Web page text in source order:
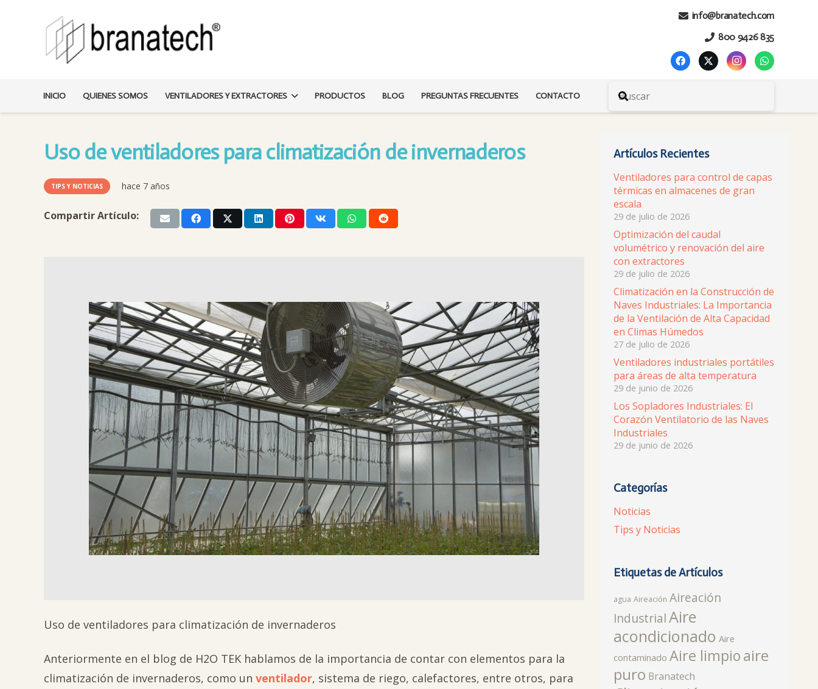
info@branatech.com
800 9426 835
INICIO QUIENES SOMOS VENTILADORES Y EXTRACTORES PRODUCTOS BLOG PREGUNTAS FRECUENTES CONTACTO
Uso de ventiladores para climatización de invernaderos
TIPS Y NOTICIAS hace 7 años
Compartir Artículo:
Uso de ventiladores para climatización de invernaderos
Anteriormente en el blog de H2O TEK hablamos de la importancia de contar con elementos para la
climatización de invernaderos, como un ventilador, sistema de riego, calefactores, entre otros, para
Artículos Recientes
Ventiladores para control de capas
térmicas en almacenes de gran
escala
29 de julio de 2026
Optimización del caudal
volumétrico y renovación del aire
con extractores
29 de julio de 2026
Climatización en la Construcción de
Naves Industriales: La Importancia
de la Ventilación de Alta Capacidad
en Climas Húmedos
27 de julio de 2026
Ventiladores industriales portátiles
para áreas de alta temperatura
29 de junio de 2026
Los Sopladores Industriales: El
Corazón Ventilatorio de las Naves
Industriales
29 de junio de 2026
Categorías
Noticias
Tips y Noticias
Etiquetas de Artículos
agua Aireación Aireación
IndustrialAire
acondicionado Aire
contaminado Aire limpioaire
puro Branatech